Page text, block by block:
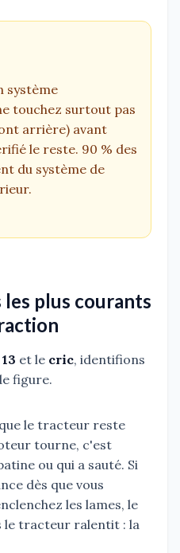
système
touchez surtout pas
arrière) avant
le reste. 90 % des
du système de
les plus courants
et le cric, identifions
figure.
le tracteur reste
tourne, c'est
ou qui a sauté. Si
dès que vous
les lames, le
le tracteur ralentit : la